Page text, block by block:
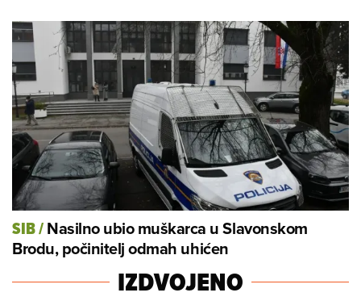
SIB/Nasilno ubio muškarca u Slavonskom
Brodu, počinitelj odmah uhićen
IZDVOJENO